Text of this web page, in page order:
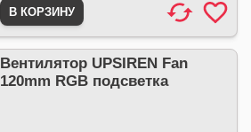
Вентилятор UPSIREN Fan
120mm RGB подсветка